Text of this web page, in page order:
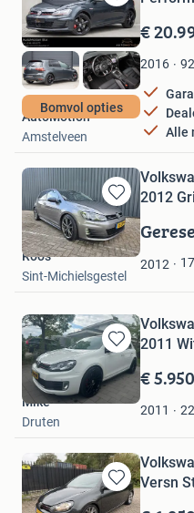
Bewaren
in
Mijn
Favorieten
Bomvol opties
€
2016
Alle
AutoMotion
Amstelveen
Bewaren
in
Mijn
Favorieten
2012
2012
Roos
Sint-Michielsgestel
Bewaren
in
Mijn
Favorieten
2011
€
2011
Mike
Druten
Bewaren
Versn